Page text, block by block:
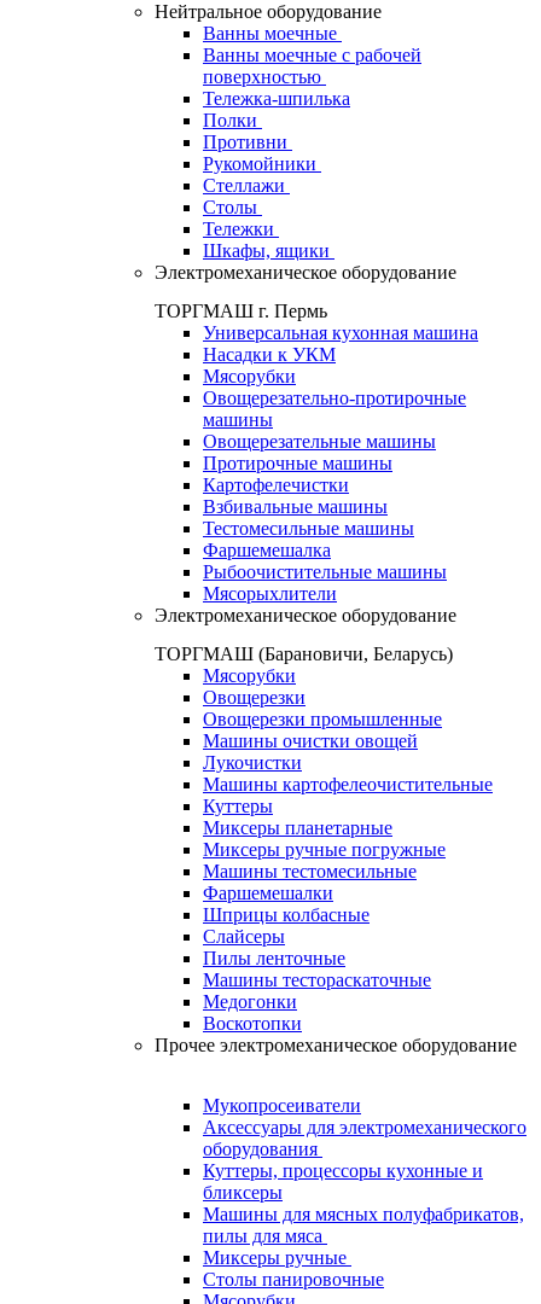
Нейтральное оборудование
Ванны моечные
Ванны моечные с рабочей
поверхностью
Тележка-шпилька
Полки
Противни
Рукомойники
Стеллажи
Столы
Тележки
Шкафы, ящики
Электромеханическое оборудование
ТОРГМАШ г. Пермь
Универсальная кухонная машина
Насадки к УКМ
Мясорубки
Овощерезательно-протирочные
машины
Овощерезательные машины
Протирочные машины
Картофелечистки
Взбивальные машины
Тестомесильные машины
Фаршемешалка
Рыбоочистительные машины
Мясорыхлители
Электромеханическое оборудование
ТОРГМАШ (Барановичи, Беларусь)
Мясорубки
Овощерезки
Овощерезки промышленные
Машины очистки овощей
Лукочистки
Машины картофелеочистительные
Куттеры
Миксеры планетарные
Миксеры ручные погружные
Машины тестомесильные
Фаршемешалки
Шприцы колбасные
Слайсеры
Пилы ленточные
Машины тестораскаточные
Медогонки
Воскотопки
Прочее электромеханическое оборудование
Мукопросеиватели
Аксессуары для электромеханического
оборудования
Куттеры, процессоры кухонные и
бликсеры
Машины для мясных полуфабрикатов,
пилы для мяса
Миксеры ручные
Столы панировочные